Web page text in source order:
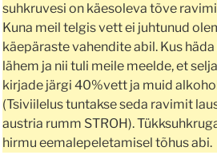
suhkruvesi on käesoleva tõve
Kuna meil telgis vett ei juhtunud
käepäraste vahendite abil. Kus
lähem ja nii tuli meile meelde, et
kirjade järgi 40%vett ja muid
(Tsiviilelus tuntakse seda ravimit
austria rumm STROH).
hirmu eemalepeletamisel tõhus abi.